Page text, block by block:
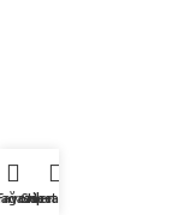
Sepet
Hesabım